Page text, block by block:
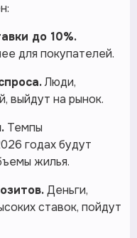
до 10%.
для покупателей.
Люди,
выйдут на рынок.
Темпы
годах будут
жилья.
Деньги,
ставок, пойдут